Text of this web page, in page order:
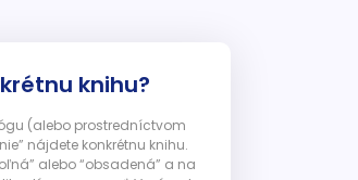
knihu?
(alebo prostredníctvom
nájdete konkrétnu knihu.
alebo “obsadená” a na